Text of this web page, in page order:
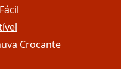
Crocante